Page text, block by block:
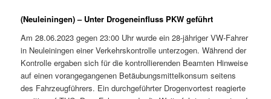
(Neuleiningen) – Unter Drogeneinfluss PKW geführt
Am 28.06.2023 gegen 23:00 Uhr wurde ein 28-jähriger VW-Fahrer
in Neuleiningen einer Verkehrskontrolle unterzogen. Während der
Kontrolle ergaben sich für die kontrollierenden Beamten Hinweise
auf einen vorangegangenen Betäubungsmittelkonsum seitens
des Fahrzeugführers. Ein durchgeführter Drogenvortest reagierte